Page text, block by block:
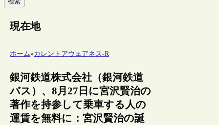
現在地
ホーム»カレントアウェアネス-R
銀河鉄道株式会社（銀河鉄道
バス）、8月27日に宮沢賢治の
著作を持参して乗車する人の
運賃を無料に：宮沢賢治の誕